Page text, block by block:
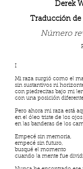
Derek
Traducción de
Número
I
Mi raza surgió como el
sin sustantivos ni
con piedrecitas bajo mi
con una posición
Pero ahora mi raza está
en el óleo triste de los
en las banderas de los
Empecé sin memoria,
empecé sin futuro,
busqué el momento
cuando la mente fue